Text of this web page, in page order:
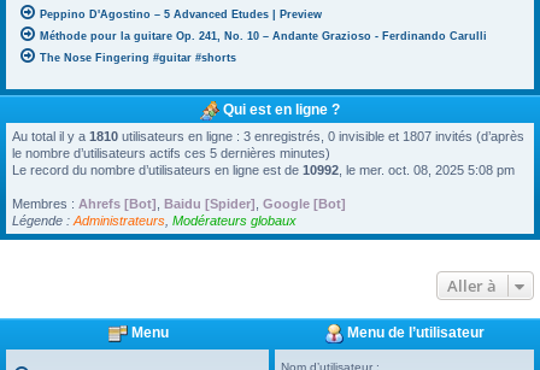
Peppino D'Agostino – 5 Advanced Etudes | Preview
Méthode pour la guitare Op. 241, No. 10 – Andante Grazioso - Ferdinando Carulli
The Nose Fingering #guitar #shorts
Qui est en ligne ?
Au total il y a 1810 utilisateurs en ligne : 3 enregistrés, 0 invisible et 1807 invités (d’après
le nombre d’utilisateurs actifs ces 5 dernières minutes)
Le record du nombre d’utilisateurs en ligne est de 10992 , le mer. oct. 08, 2025 5:08 pm
Membres : Ahrefs [Bot] Baidu [Spider] Google [Bot]
Légende : Administrateurs Modérateurs globaux
Aller à
Menu Menu de l’utilisateur
Nom d’utilisateur :